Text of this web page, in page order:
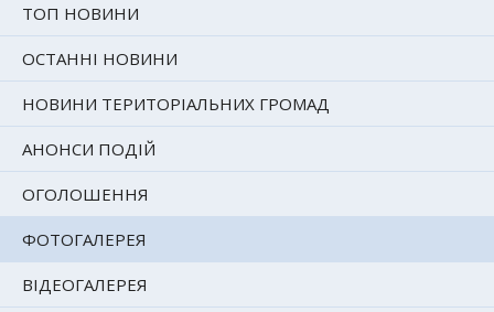
ТОП НОВИНИ
ОСТАННІ НОВИНИ
НОВИНИ ТЕРИТОРІАЛЬНИХ ГРОМАД
АНОНСИ ПОДІЙ
ОГОЛОШЕННЯ
ФОТОГАЛЕРЕЯ
ВІДЕОГАЛЕРЕЯ